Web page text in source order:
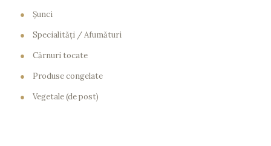
●
Şunci
●
Specialităţi / Afumături
●
Cărnuri tocate
●
Produse congelate
●
Vegetale (de post)